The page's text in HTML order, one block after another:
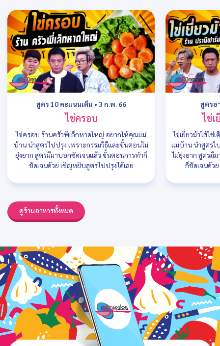
สูตร 10 คะแนนเต็ม • 3 ก.พ. 66
ไข่ครอบ
ไข่ครอบ ร้านครัวพี่เล็กหาดใหญ่ อยากให้คุณแม่
บ้าน นำสูตรไปปรุง เพราะกรรมวิธีและขั้นตอนไม่
ยุ่งยาก สูตรมีมาบอกชัดเจนแล้ว ขั้นตอนการทำก็
ชัดเจนด้วย เชิญหยิบสูตรไปปรุงได้เลย
สูตรอ
ไข่เ
ไข่เยี่ยวม้าไส้ไ
แม่บ้าน นำสูตรไ
ไม่ยุ่งยาก สูตรมี
ก็ชัดเจนด้ว
ดูร้านอาหารทั้งหมด